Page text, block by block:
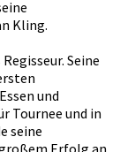
Kling.
Seine
und
Tournee und in
seine
Erfolg an